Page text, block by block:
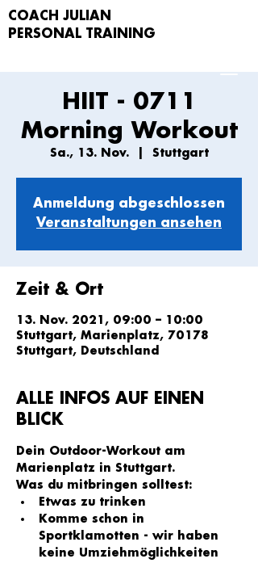
COACH JULIAN
PERSONAL TRAIN
ING
HIIT - 0711
Morning Workout
Sa., 13. Nov.
  |
Stuttgart
Anmeldung abgeschlossen
Veranstaltungen ansehen
Zeit & Ort
13. Nov. 2021, 09:00 – 10:00
Stuttgart, Marienplatz, 70178
Stuttgart, Deutschland
ALLE INFOS AUF EINEN
BLICK
Dein Outdoor-Workout am
Marienplatz in Stuttgart.
Was du mitbringen solltest:
Etwas zu trinken
Komme schon in
Sportklamotten - wir haben
keine Umziehmöglichkeiten